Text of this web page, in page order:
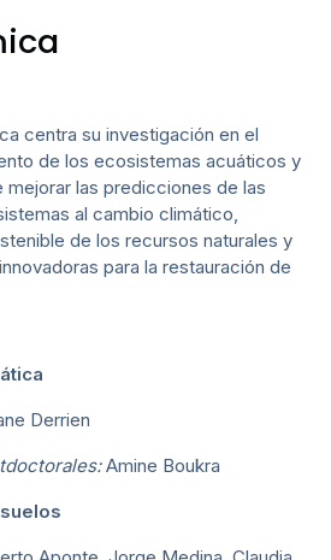
centra su investigación en el
de los ecosistemas acuáticos y
las predicciones de las
al cambio climático,
de los recursos naturales y
para la restauración de
Derrien
Amine Boukra